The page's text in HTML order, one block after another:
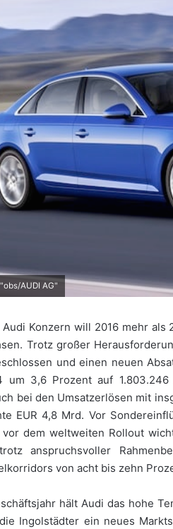
AUDI AG"
Audi Konzern will 2016 mehr
Trotz großer
und einen neuen
um 3,6 Prozent auf
bei den Umsatzerlösen mit
EUR 4,8 Mrd. Vor
vor dem weltweiten Rollout
anspruchsvoller
von acht bis zehn
hält Audi das hohe
Ingolstädter ein neues